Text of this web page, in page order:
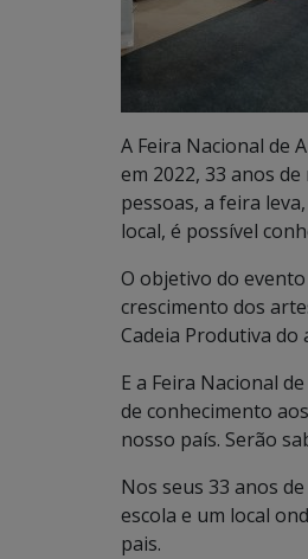
A Feira Nacional de
em 2022, 33 anos
pessoas, a feira
local, é possível
O objetivo do
crescimento dos
Cadeia Produtiva do
E a Feira Nacional
de conhecimento
nosso país. Serão
Nos seus 33 anos
escola e um local
pais.